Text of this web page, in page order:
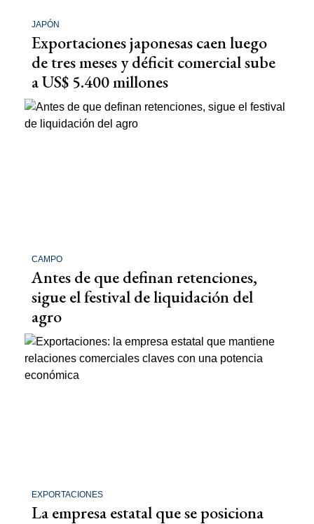
JAPÓN
Exportaciones japonesas caen luego
de tres meses y déficit comercial sube
a US$ 5.400 millones
CAMPO
Antes de que definan retenciones,
sigue el festival de liquidación del
agro
EXPORTACIONES
La empresa estatal que se posiciona